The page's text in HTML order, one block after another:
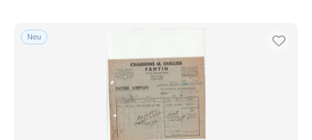
Übernehmen
Neu